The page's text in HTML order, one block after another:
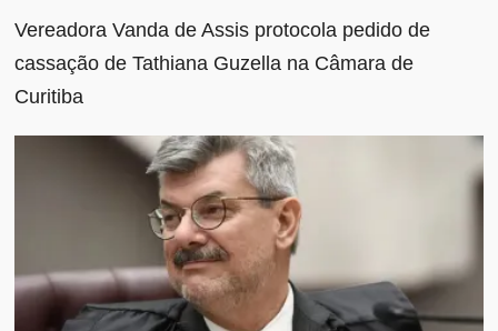
Vereadora Vanda de Assis protocola pedido de
cassação de Tathiana Guzella na Câmara de
Curitiba